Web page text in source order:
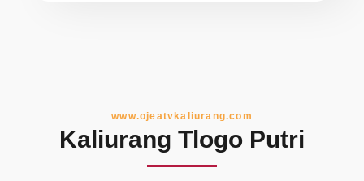
www.ojeatvkaliurang.com
Kaliurang Tlogo Putri